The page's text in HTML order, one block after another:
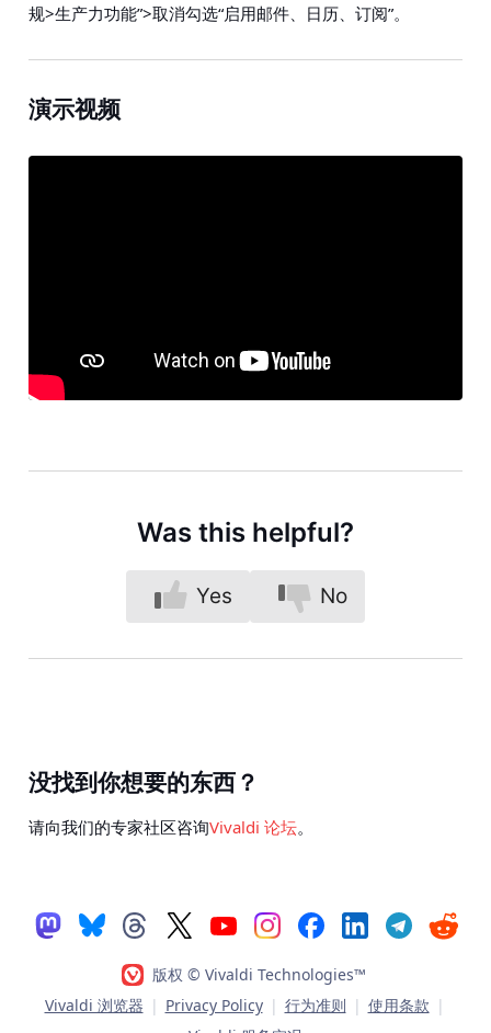
规>生产力功能”>取消勾选“启用邮件、日历、订阅”。
演示视频
Was this helpful?
Yes No
没找到你想要的东西？
请向我们的专家社区咨询Vivaldi 论坛。
版权 © Vivaldi Technologies™
Vivaldi 浏览器 | Privacy Policy | 行为准则 | 使用条款 |